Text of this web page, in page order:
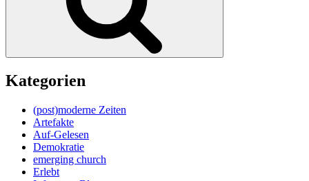
Kategorien
(post)moderne Zeiten
Artefakte
Auf-Gelesen
Demokratie
emerging church
Erlebt